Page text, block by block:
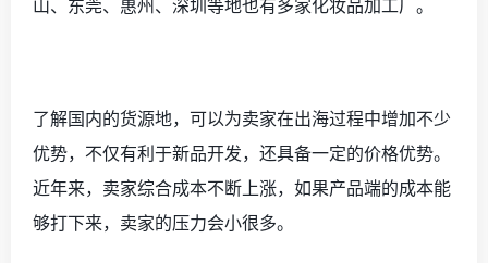
山、东莞、惠州、深圳等地也有多家化妆品加工厂。
了解国内的货源地，可以为卖家在出海过程中增加不少
优势，不仅有利于新品开发，还具备一定的价格优势。
近年来，卖家综合成本不断上涨，如果产品端的成本能
够打下来，卖家的压力会小很多。